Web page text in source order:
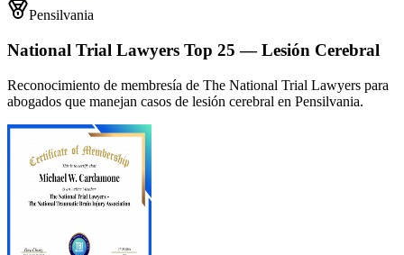
Pensilvania
National Trial Lawyers Top 25 — Lesión Cerebral
Reconocimiento de membresía de The National Trial Lawyers para
abogados que manejan casos de lesión cerebral en Pensilvania.